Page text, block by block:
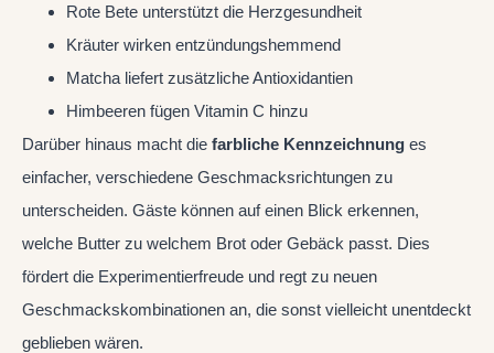
Rote Bete unterstützt die Herzgesundheit
Kräuter wirken entzündungshemmend
Matcha liefert zusätzliche Antioxidantien
Himbeeren fügen Vitamin C hinzu
Darüber hinaus macht die farbliche Kennzeichnung es
einfacher, verschiedene Geschmacksrichtungen zu
unterscheiden. Gäste können auf einen Blick erkennen,
welche Butter zu welchem Brot oder Gebäck passt. Dies
fördert die Experimentierfreude und regt zu neuen
Geschmackskombinationen an, die sonst vielleicht unentdeckt
geblieben wären.